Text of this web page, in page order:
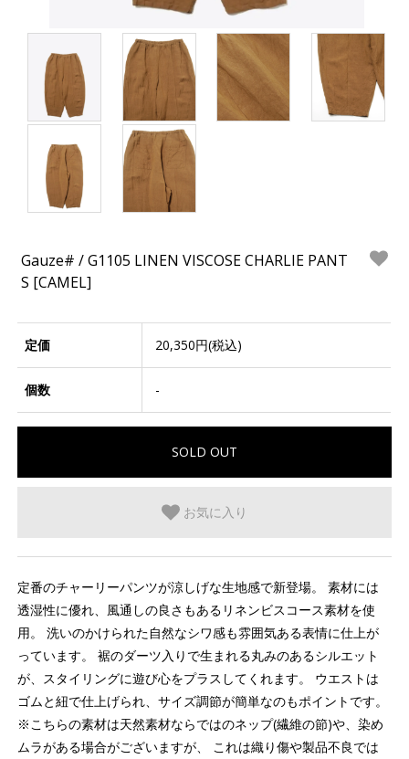
Gauze# / G1105 LINEN VISCOSE CHARLIE PANT
S [CAMEL]
定価 20,350円(税込)
個数 -
お気に入り
定番のチャーリーパンツが涼しげな生地感で新登場。 素材には
透湿性に優れ、風通しの良さもあるリネンビスコース素材を使
用。 洗いのかけられた自然なシワ感も雰囲気ある表情に仕上が
っています。 裾のダーツ入りで生まれる丸みのあるシルエット
が、スタイリングに遊び心をプラスしてくれます。 ウエストは
ゴムと紐で仕上げられ、サイズ調節が簡単なのもポイントです。
※こちらの素材は天然素材ならではのネップ(繊維の節)や、染め
ムラがある場合がございますが、 これは織り傷や製品不良では